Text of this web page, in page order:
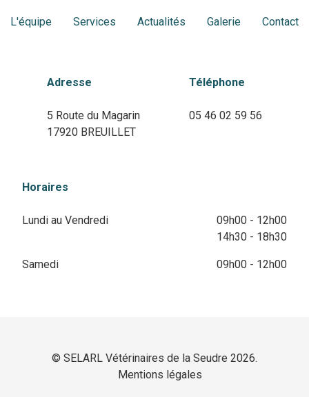
L'équipe Services Actualités Galerie Contact
Adresse
5 Route du Magarin
17920 BREUILLET
Téléphone
05 46 02 59 56
Horaires
Lundi au Vendredi
09h00 - 12h00
14h30 - 18h30
Samedi 09h00 - 12h00
© SELARL Vétérinaires de la Seudre 2026.
Mentions légales